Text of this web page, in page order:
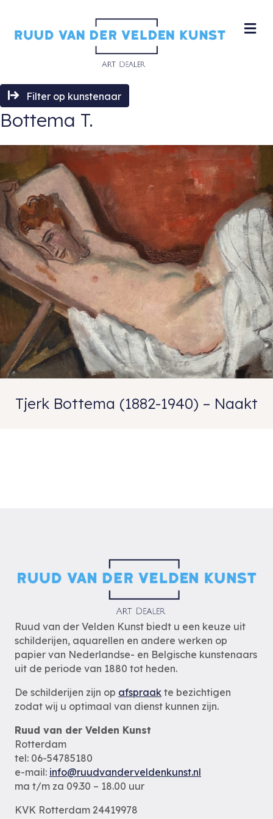
Filter op kunstenaar
Bottema T.
Tjerk Bottema (1882-1940) – Naakt
Ruud van der Velden Kunst biedt u een keuze uit
schilderijen, aquarellen en andere werken op
papier van Nederlandse- en Belgische kunstenaars
uit de periode van 1880 tot heden.
De schilderijen zijn op afspraak te bezichtigen
zodat wij u optimaal van dienst kunnen zijn.
Ruud van der Velden Kunst
Rotterdam
tel: 06-54785180
e-mail: info@ruudvanderveldenkunst.nl
ma t/m za 09.30 – 18.00 uur
KVK Rotterdam 24419978